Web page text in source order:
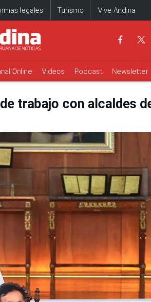
legales Turismo Vive Andina
Online Videos Podcast Newsletter
trabajo con alcaldes